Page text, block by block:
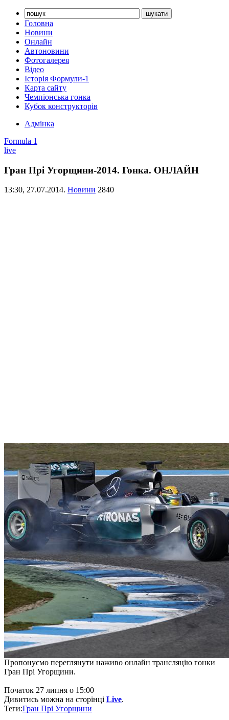
Головна
Новини
Онлайн
Автоновини
Фотогалерея
Відео
Історія Формули-1
Карта сайту
Чемпіонська гонка
Кубок конструкторів
Адмінка
Formula 1
live
Гран Прі Угорщини-2014. Гонка. ОНЛАЙН
13:30, 27.07.2014. Новини 2840
Пропонуємо переглянути наживо онлайн трансляцію гонки
Гран Прі Угорщини.
Початок 27 липня о 15:00
Дивитись можна на сторінці Live.
Теги:Гран Прі Угорщини